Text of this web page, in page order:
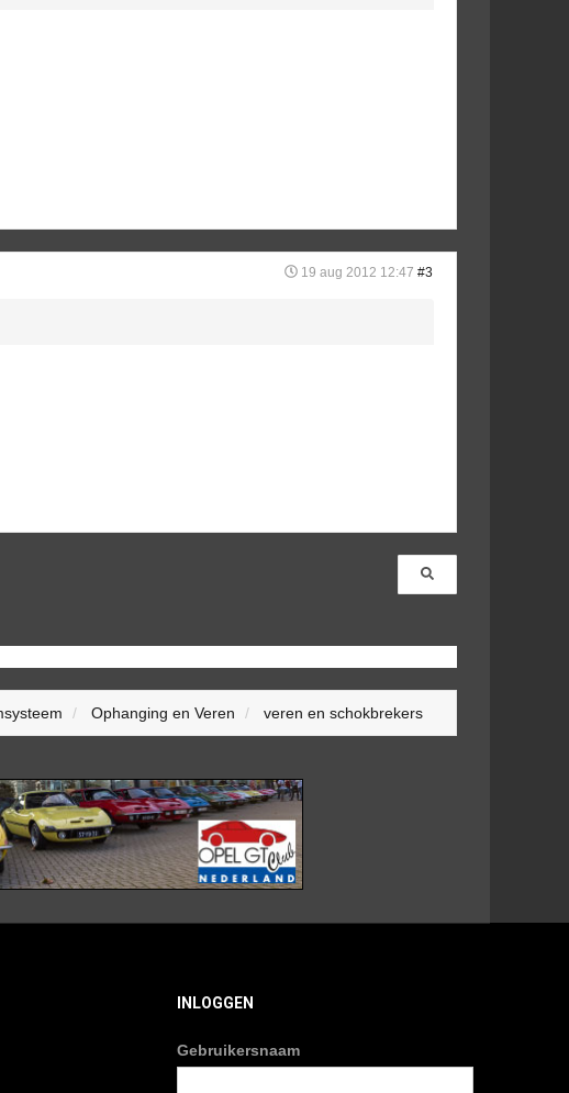
19 aug 2012 12:47 #3
Ophanging en Veren veren en schokbrekers
INLOGGEN
Gebruikersnaam